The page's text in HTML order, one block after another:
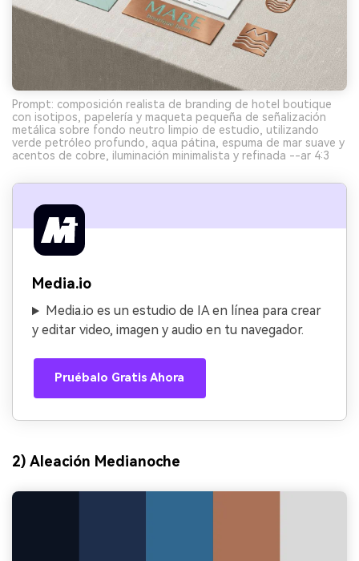
Prompt: composición realista de branding de hotel boutique
con isotipos, papelería y maqueta pequeña de señalización
metálica sobre fondo neutro limpio de estudio, utilizando
verde petróleo profundo, aqua pátina, espuma de mar suave y
acentos de cobre, iluminación minimalista y refinada --ar 4:3
Media.io
Media.io es un estudio de IA en línea para crear
y editar video, imagen y audio en tu navegador.
Pruébalo Gratis Ahora
2) Aleación Medianoche